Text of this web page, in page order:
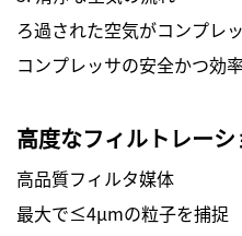
ろ過された空気がコンプレ
コンプレッサの安全かつ効
高度なフィルトレー
高品質フィルタ媒体
最大で≤4μmの粒子を捕捉